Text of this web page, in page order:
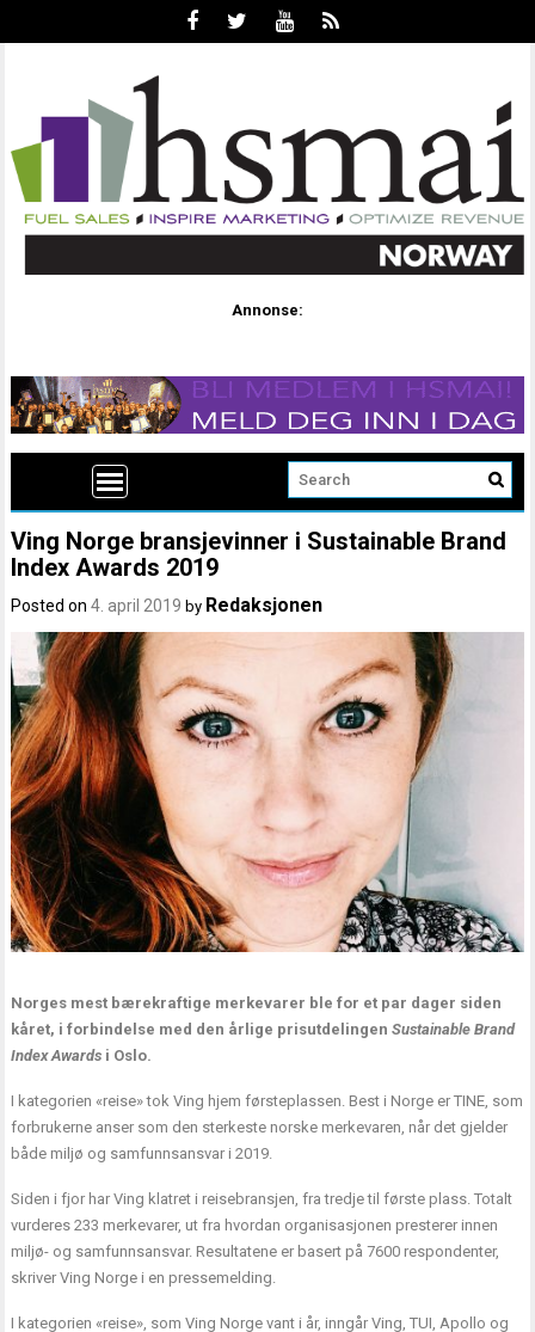
Annonse:
Ving Norge bransjevinner i Sustainable Brand
Index Awards 2019
Posted on4. april 2019 by Redaksjonen
Norges mest bærekraftige merkevarer ble for et par dager siden
kåret, i forbindelse med den årlige prisutdelingenSustainable Brand
Index Awards i Oslo.
I kategorien «reise» tok Ving hjem førsteplassen. Best i Norge er TINE, som
forbrukerne anser som den sterkeste norske merkevaren, når det gjelder
både miljø og samfunnsansvar i 2019.
Siden i fjor har Ving klatret i reisebransjen, fra tredje til første plass. Totalt
vurderes 233 merkevarer, ut fra hvordan organisasjonen presterer innen
miljø- og samfunnsansvar. Resultatene er basert på 7600 respondenter,
skriver Ving Norge i en pressemelding.
I kategorien «reise», som Ving Norge vant i år, inngår Ving, TUI, Apollo og